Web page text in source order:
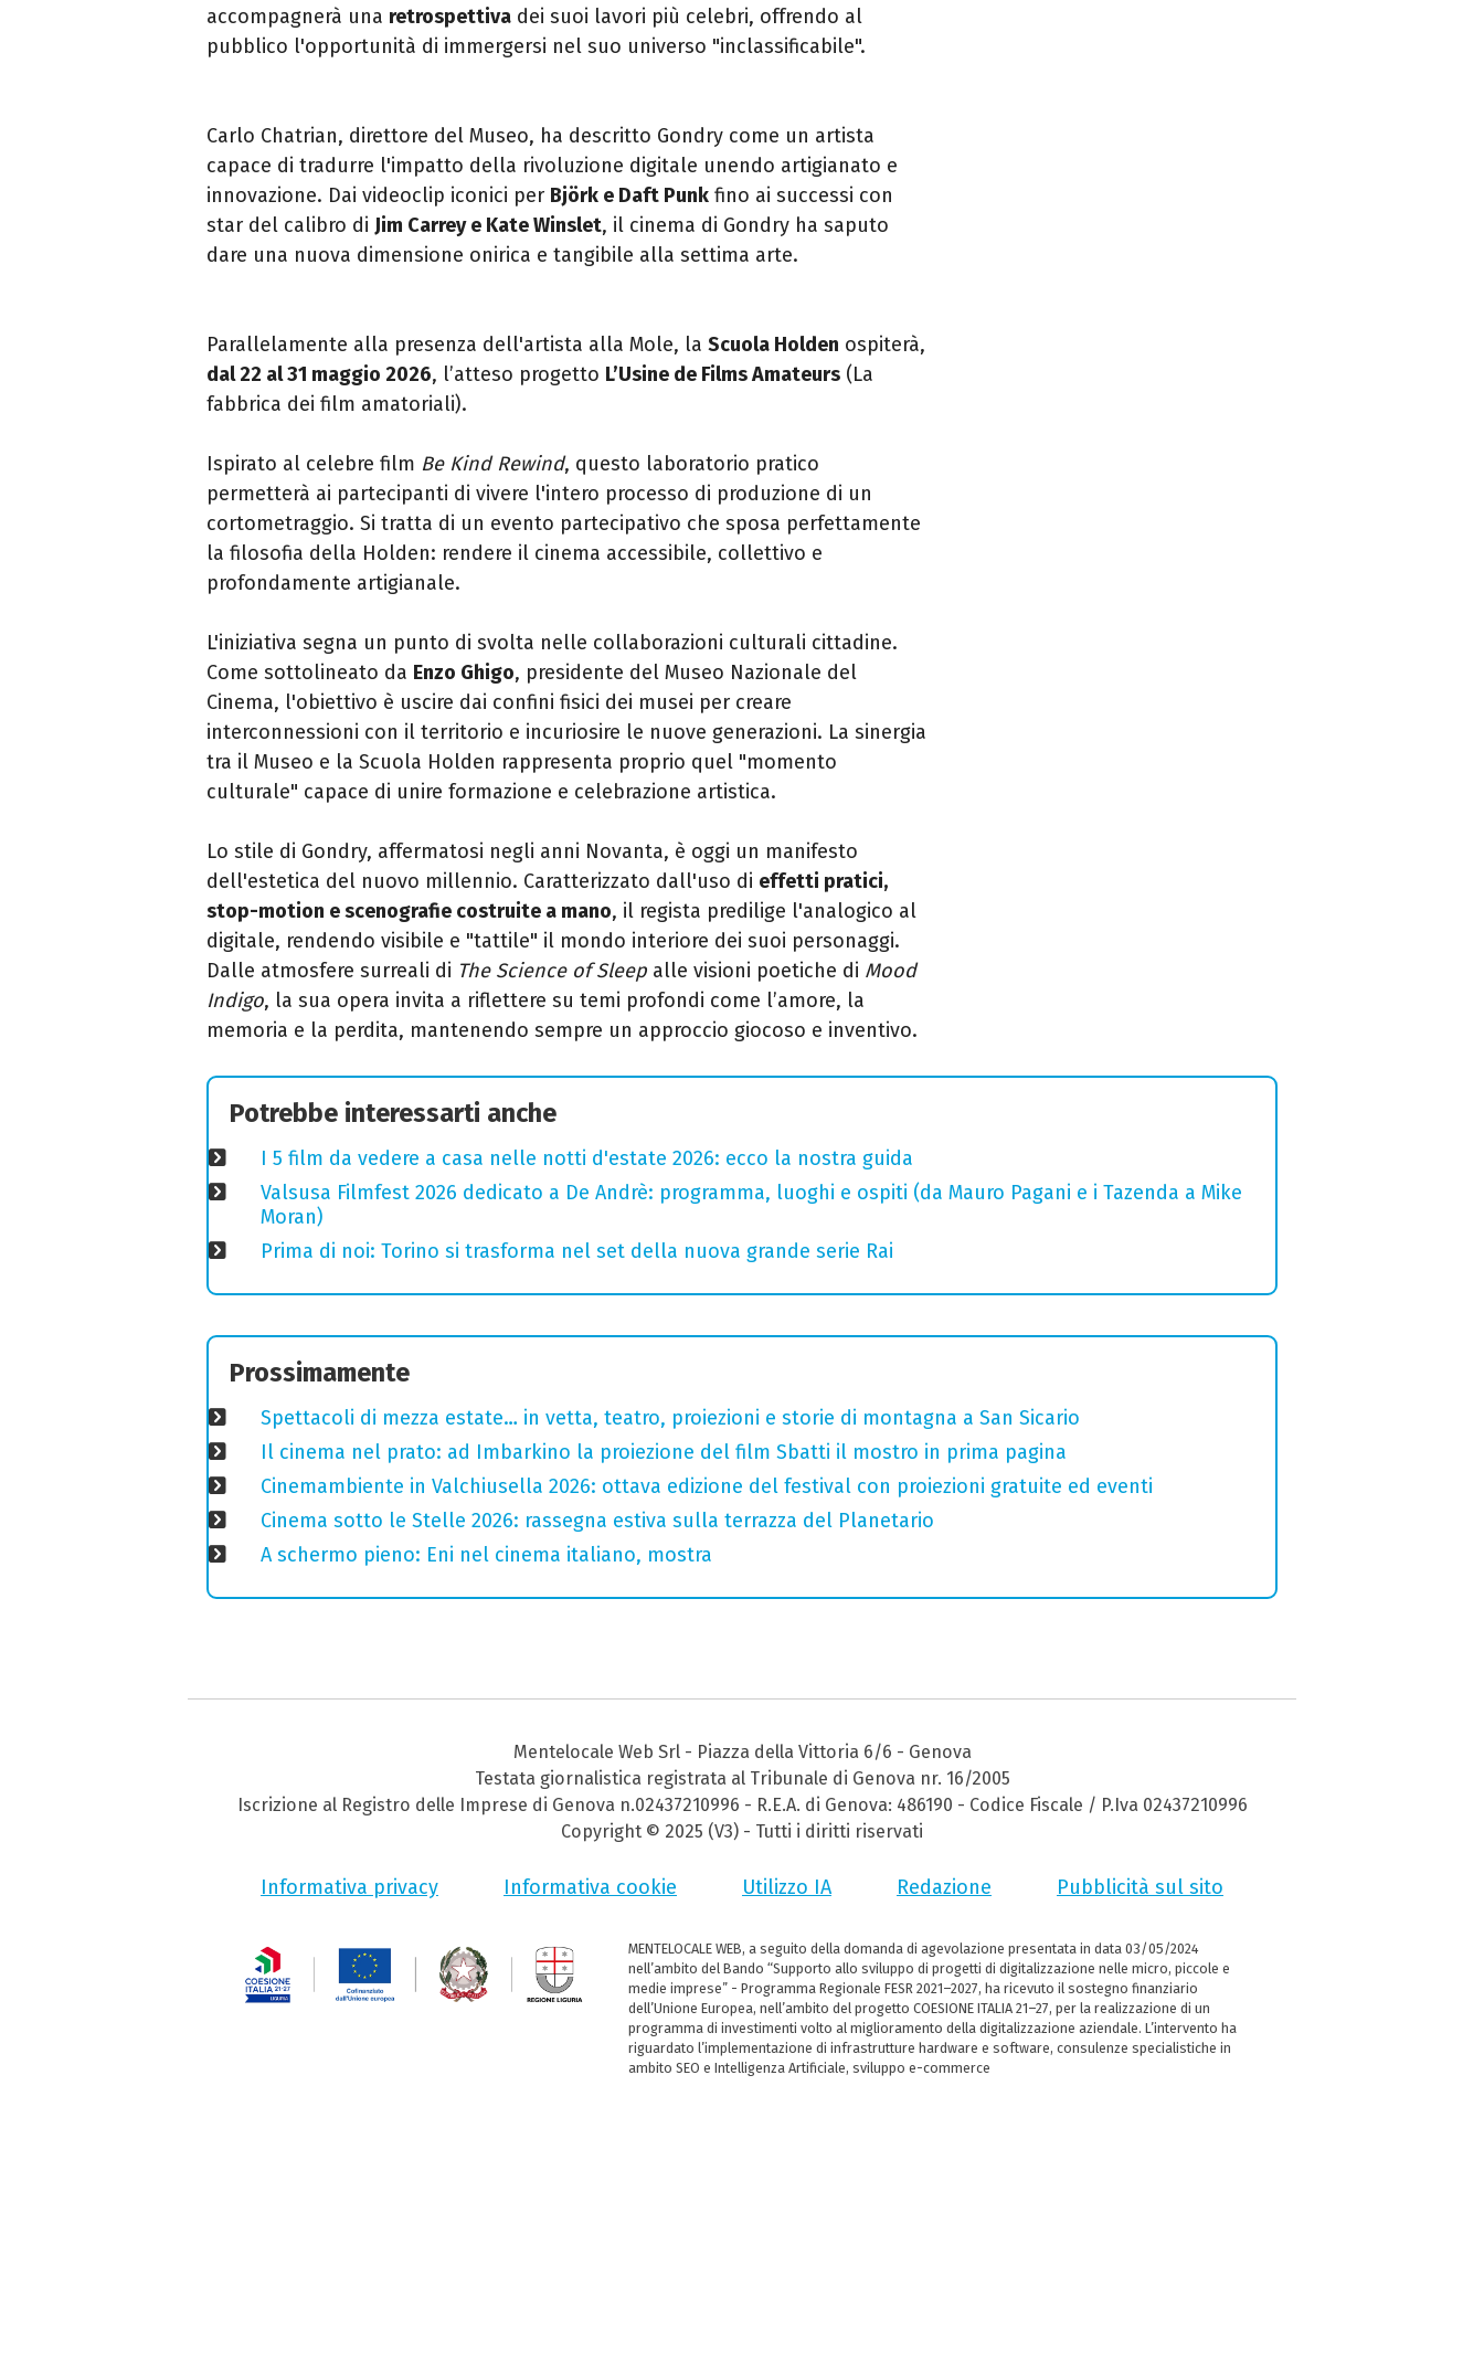
accompagnerà una retrospettiva dei suoi lavori più celebri, offrendo al
pubblico l'opportunità di immergersi nel suo universo "inclassificabile".
Carlo Chatrian, direttore del Museo, ha descritto Gondry come un artista
capace di tradurre l'impatto della rivoluzione digitale unendo artigianato e
innovazione. Dai videoclip iconici per Björk e Daft Punk fino ai successi con
star del calibro di Jim Carrey e Kate Winslet, il cinema di Gondry ha saputo
dare una nuova dimensione onirica e tangibile alla settima arte.
Parallelamente alla presenza dell'artista alla Mole, la Scuola Holden ospiterà,
dal 22 al 31 maggio 2026, l’atteso progetto L’Usine de Films Amateurs (La
fabbrica dei film amatoriali).
Ispirato al celebre film Be Kind Rewind, questo laboratorio pratico
permetterà ai partecipanti di vivere l'intero processo di produzione di un
cortometraggio. Si tratta di un evento partecipativo che sposa perfettamente
la filosofia della Holden: rendere il cinema accessibile, collettivo e
profondamente artigianale.
L'iniziativa segna un punto di svolta nelle collaborazioni culturali cittadine.
Come sottolineato da Enzo Ghigo, presidente del Museo Nazionale del
Cinema, l'obiettivo è uscire dai confini fisici dei musei per creare
interconnessioni con il territorio e incuriosire le nuove generazioni. La sinergia
tra il Museo e la Scuola Holden rappresenta proprio quel "momento
culturale" capace di unire formazione e celebrazione artistica.
Lo stile di Gondry, affermatosi negli anni Novanta, è oggi un manifesto
dell'estetica del nuovo millennio. Caratterizzato dall'uso di effetti pratici,
stop-motion e scenografie costruite a mano, il regista predilige l'analogico al
digitale, rendendo visibile e "tattile" il mondo interiore dei suoi personaggi.
Dalle atmosfere surreali di The Science of Sleep alle visioni poetiche di Mood
Indigo, la sua opera invita a riflettere su temi profondi come l’amore, la
memoria e la perdita, mantenendo sempre un approccio giocoso e inventivo.
Potrebbe interessarti anche
I 5 film da vedere a casa nelle notti d'estate 2026: ecco la nostra guida
Valsusa Filmfest 2026 dedicato a De Andrè: programma, luoghi e ospiti (da Mauro Pagani e i Tazenda a Mike
Moran)
Prima di noi: Torino si trasforma nel set della nuova grande serie Rai
Prossimamente
Spettacoli di mezza estate… in vetta, teatro, proiezioni e storie di montagna a San Sicario
Il cinema nel prato: ad Imbarkino la proiezione del film Sbatti il mostro in prima pagina
Cinemambiente in Valchiusella 2026: ottava edizione del festival con proiezioni gratuite ed eventi
Cinema sotto le Stelle 2026: rassegna estiva sulla terrazza del Planetario
A schermo pieno: Eni nel cinema italiano, mostra
Mentelocale Web Srl - Piazza della Vittoria 6/6 - Genova
Testata giornalistica registrata al Tribunale di Genova nr. 16/2005
Iscrizione al Registro delle Imprese di Genova n.02437210996 - R.E.A. di Genova: 486190 - Codice Fiscale / P.Iva 02437210996
Copyright © 2025 (V3) - Tutti i diritti riservati
Informativa privacy Informativa cookie Utilizzo IA Redazione Pubblicità sul sito
MENTELOCALE WEB, a seguito della domanda di agevolazione presentata in data 03/05/2024
nell’ambito del Bando “Supporto allo sviluppo di progetti di digitalizzazione nelle micro, piccole e
medie imprese” - Programma Regionale FESR 2021–2027, ha ricevuto il sostegno finanziario
dell’Unione Europea, nell’ambito del progetto COESIONE ITALIA 21–27, per la realizzazione di un
programma di investimenti volto al miglioramento della digitalizzazione aziendale. L’intervento ha
riguardato l’implementazione di infrastrutture hardware e software, consulenze specialistiche in
ambito SEO e Intelligenza Artificiale, sviluppo e-commerce